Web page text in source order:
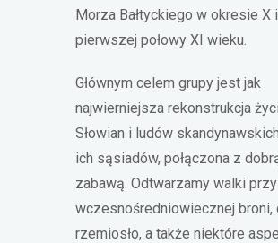
Morza Bałtyckiego w okresie X i
pierwszej połowy XI wieku.
Głównym celem grupy jest jak
najwierniejsza rekonstrukcja
Słowian i ludów
ich sąsiadów, połączona z
zabawą. Odtwarzamy walki
wczesnośredniowiecznej broni,
rzemiosło, a także niektóre